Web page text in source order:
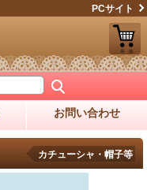
PCサイト
お問い合わせ
カチューシャ・帽子等